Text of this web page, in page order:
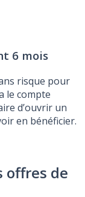
6 mois
risque pour
le compte
d’ouvrir un
en bénéficier.
offres de